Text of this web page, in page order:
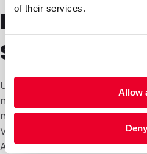
of their services.
Allow
Deny
Unsere Seitenfaltenbeutel
nur zur Funktionalität bei,
nachhaltigeren
Variante aus Kraftpapier,
Aluminiumbeutel